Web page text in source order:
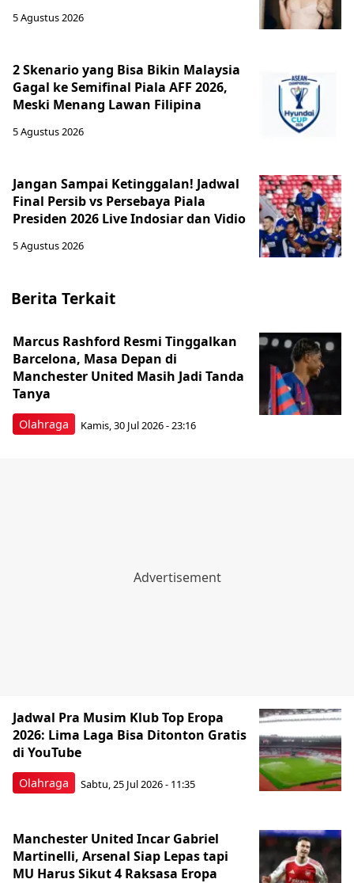
5 Agustus 2026
2 Skenario yang Bisa Bikin Malaysia
Gagal ke Semifinal Piala AFF 2026,
Meski Menang Lawan Filipina
5 Agustus 2026
Jangan Sampai Ketinggalan! Jadwal
Final Persib vs Persebaya Piala
Presiden 2026 Live Indosiar dan Vidio
5 Agustus 2026
Berita Terkait
Olahraga
Marcus Rashford Resmi Tinggalkan
Barcelona, Masa Depan di
Manchester United Masih Jadi Tanda
Tanya
Kamis, 30 Jul 2026 - 23:16
Olahraga
Jadwal Pra Musim Klub Top Eropa
2026: Lima Laga Bisa Ditonton Gratis
di YouTube
Sabtu, 25 Jul 2026 - 11:35
Manchester United Incar Gabriel
Martinelli, Arsenal Siap Lepas tapi
MU Harus Sikut 4 Raksasa Eropa